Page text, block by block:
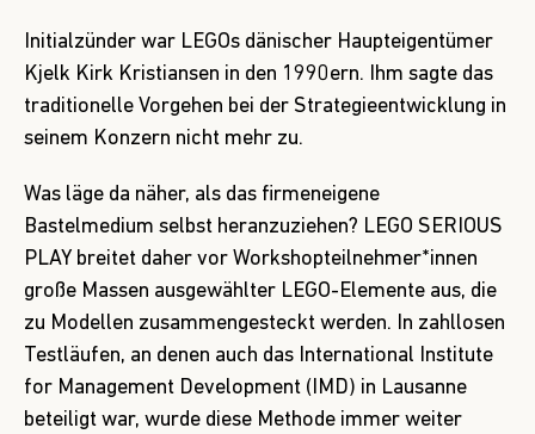
Initialzünder war LEGOs dänischer Haupteigentümer
Kjelk Kirk Kristiansen in den 1990ern. Ihm sagte das
traditionelle Vorgehen bei der Strategieentwicklung in
seinem Konzern nicht mehr zu.
Was läge da näher, als das firmeneigene
Bastelmedium selbst heranzuziehen? LEGO SERIOUS
PLAY breitet daher vor Workshopteilnehmer*innen
große Massen ausgewählter LEGO-Elemente aus, die
zu Modellen zusammengesteckt werden. In zahllosen
Testläufen, an denen auch das International Institute
for Management Development (IMD) in Lausanne
beteiligt war, wurde diese Methode immer weiter